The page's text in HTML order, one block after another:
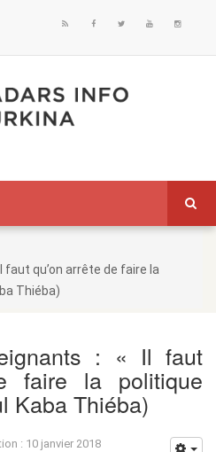
faut qu’on arrête de faire la
Thiéba)
: « Il faut
faire la politique
Kaba Thiéba)
: 10 janvier 2018